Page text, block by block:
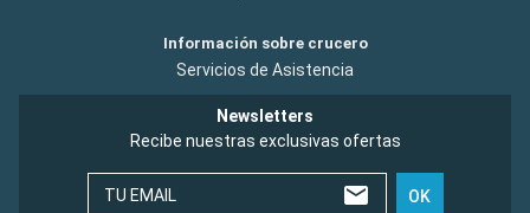
Información sobre crucero
Servicios de Asistencia
Newsletters
Recibe nuestras exclusivas ofertas
TU EMAIL OK